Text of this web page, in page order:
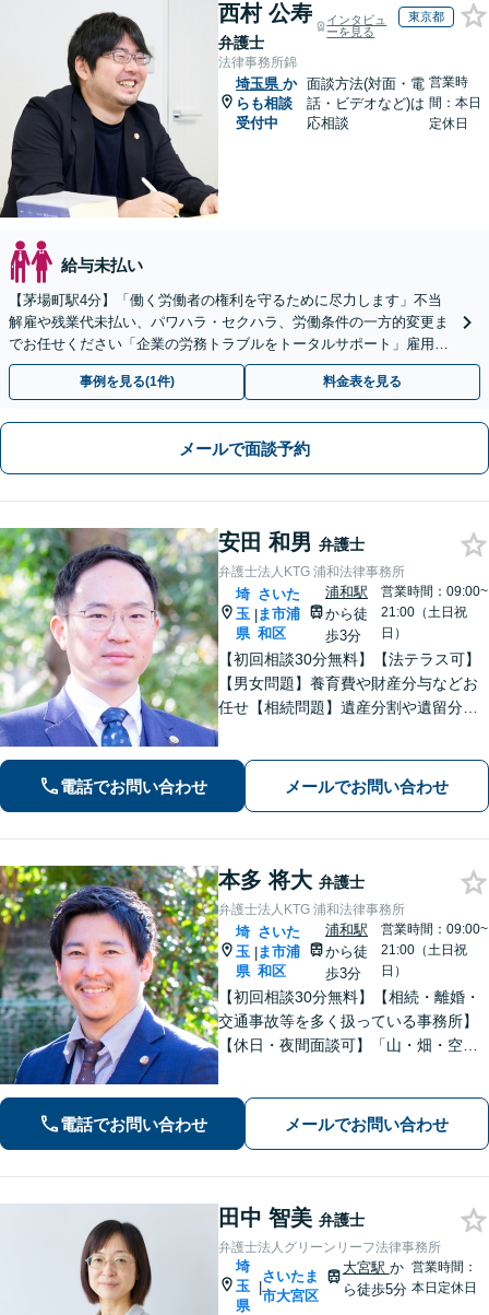
西村 公寿
弁護士
インタビュ
ーを見る
東京都
法律事務所錦
埼玉県 か
らも相談
受付中
面談方法(対面・電
話・ビデオなど)は
応相談
営業時
間：本日
定休日
給与未払い
【茅場町駅4分】「働く労働者の権利を守るために尽力します」不当
解雇や残業代未払い、パワハラ・セクハラ、労働条件の一方的変更ま
でお任せください「企業の労務トラブルをトータルサポート」雇用契
約書や就業規則のリーガルチェックなど
事例を見る(1件) 料金表を見る
メールで面談予約
安田 和男 弁護士
弁護士法人KTG 浦和法律事務所
埼
玉
県
|
さいた
ま市浦
和区
浦和駅
から徒
歩3分
営業時間：09:00~
21:00（土日祝
日）
【初回相談30分無料】【法テラス可】
【男女問題】養育費や財産分与などお
任せ【相続問題】遺産分割や遺留分、
も的確に解決【休日・夜間面談可】
【浦和駅3分】
電話でお問い合わせ メールでお問い合わせ
本多 将大 弁護士
弁護士法人KTG 浦和法律事務所
埼
玉
県
|
さいた
ま市浦
和区
浦和駅
から徒
歩3分
営業時間：09:00~
21:00（土日祝
日）
【初回相談30分無料】【相続・離婚・
交通事故等を多く扱っている事務所】
【休日・夜間面談可】「山・畑・空き
電話でお問い合わせ メールでお問い合わせ
田中 智美 弁護士
弁護士法人グリーンリーフ法律事務所
埼
玉
県
|
さいたま
市大宮区
大宮駅 か
ら徒歩5分
営業時間：
本日定休日